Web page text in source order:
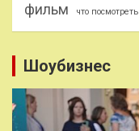
фильм
что посмотреть
Шоубизнес